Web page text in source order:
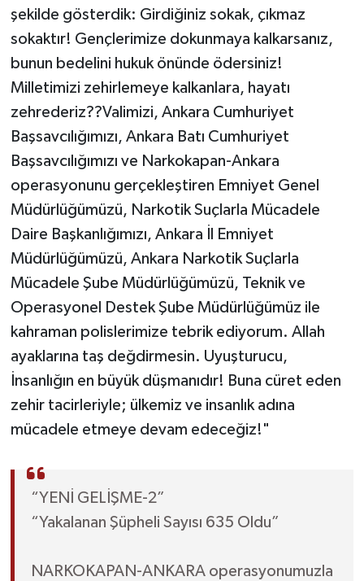
şekilde gösterdik: Girdiğiniz sokak, çıkmaz
sokaktır! Gençlerimize dokunmaya kalkarsanız,
bunun bedelini hukuk önünde ödersiniz!
Milletimizi zehirlemeye kalkanlara, hayatı
zehrederiz??Valimizi, Ankara Cumhuriyet
Başsavcılığımızı, Ankara Batı Cumhuriyet
Başsavcılığımızı ve Narkokapan-Ankara
operasyonunu gerçekleştiren Emniyet Genel
Müdürlüğümüzü, Narkotik Suçlarla Mücadele
Daire Başkanlığımızı, Ankara İl Emniyet
Müdürlüğümüzü, Ankara Narkotik Suçlarla
Mücadele Şube Müdürlüğümüzü, Teknik ve
Operasyonel Destek Şube Müdürlüğümüz ile
kahraman polislerimize tebrik ediyorum. Allah
ayaklarına taş değdirmesin. Uyuşturucu,
İnsanlığın en büyük düşmanıdır! Buna cüret eden
zehir tacirleriyle; ülkemiz ve insanlık adına
mücadele etmeye devam edeceğiz!"
“YENİ GELİŞME-2”
“Yakalanan Şüpheli Sayısı 635 Oldu”
NARKOKAPAN-ANKARA operasyonumuzla